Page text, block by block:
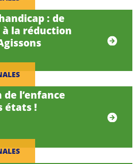
: de
la réduction
l’enfance
états !